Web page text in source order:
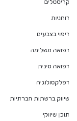
קריסטלים
רוחניות
ריפוי בצבעים
רפואה משלימה
רפואה סינית
רפלקסולוגיה
שיווק ברשתות חברתיות
תוכן שיווקי